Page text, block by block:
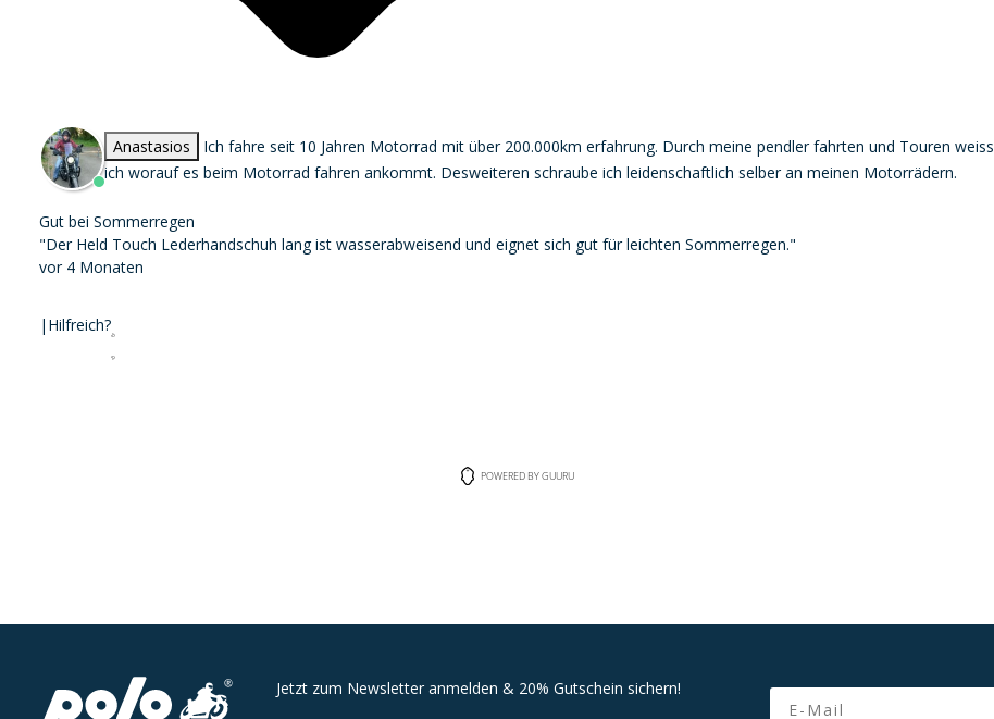
Anastasios
Ich fahre seit 10 Jahren Motorrad mit über 200.000km erfahrung. Durch meine pendler fahrten und Touren weiss
ich worauf es beim Motorrad fahren ankommt. Desweiteren schraube ich leidenschaftlich selber an meinen Motorrädern.
Gut bei Sommerregen
"Der Held Touch Lederhandschuh lang ist wasserabweisend und eignet sich gut für leichten Sommerregen."
vor 4 Monaten
| Hilfreich?
POWERED BY GUURU
Jetzt zum Newsletter anmelden & 20% Gutschein sichern! Email